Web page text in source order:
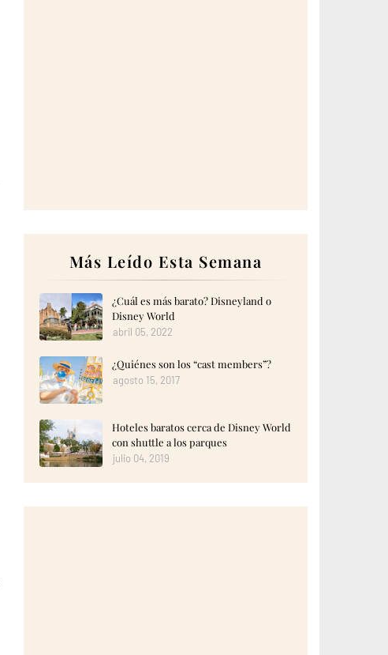
Más Leído Esta Semana
¿Cuál es más barato? Disneyland o
Disney World
abril 05, 2022
¿Quiénes son los “cast members”?
agosto 15, 2017
Hoteles baratos cerca de Disney World
con shuttle a los parques
julio 04, 2019